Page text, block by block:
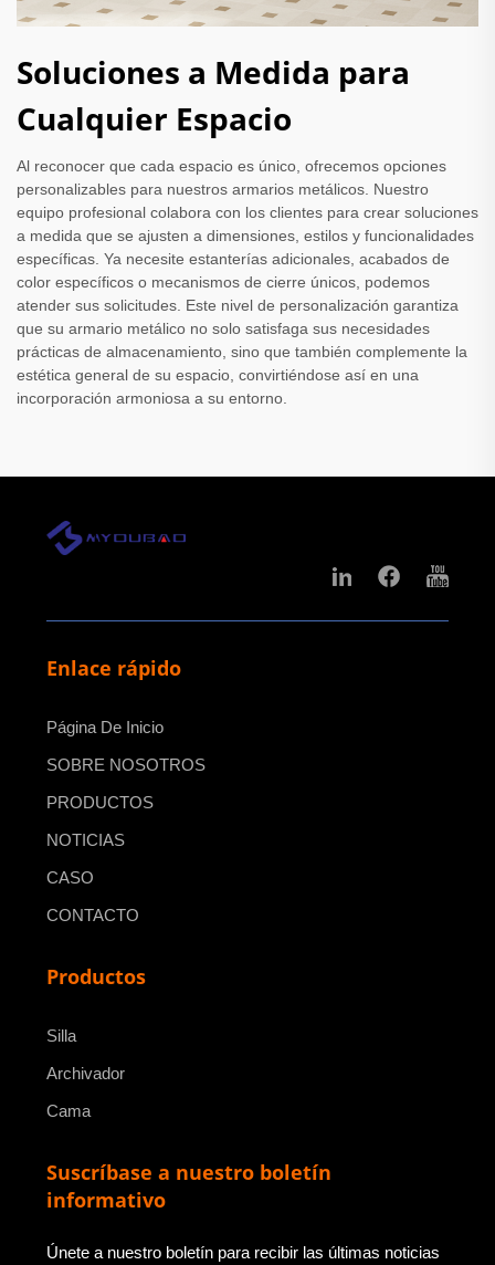
Soluciones a Medida para
Cualquier Espacio
Al reconocer que cada espacio es único, ofrecemos opciones
personalizables para nuestros armarios metálicos. Nuestro
equipo profesional colabora con los clientes para crear soluciones
a medida que se ajusten a dimensiones, estilos y funcionalidades
específicas. Ya necesite estanterías adicionales, acabados de
color específicos o mecanismos de cierre únicos, podemos
atender sus solicitudes. Este nivel de personalización garantiza
que su armario metálico no solo satisfaga sus necesidades
prácticas de almacenamiento, sino que también complemente la
estética general de su espacio, convirtiéndose así en una
incorporación armoniosa a su entorno.
Enlace rápido
Página De Inicio
SOBRE NOSOTROS
PRODUCTOS
NOTICIAS
CASO
CONTACTO
Productos
Silla
Archivador
Cama
Suscríbase a nuestro boletín
informativo
Únete a nuestro boletín para recibir las últimas noticias